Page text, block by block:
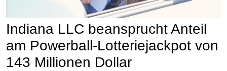
Indiana LLC beansprucht Anteil
am Powerball-Lotteriejackpot von
143 Millionen Dollar